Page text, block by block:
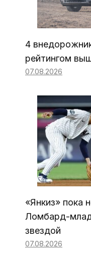
4
рейтингом
07.08.2026
«Янкиз»
Ломбард-
звездой
07.08.2026